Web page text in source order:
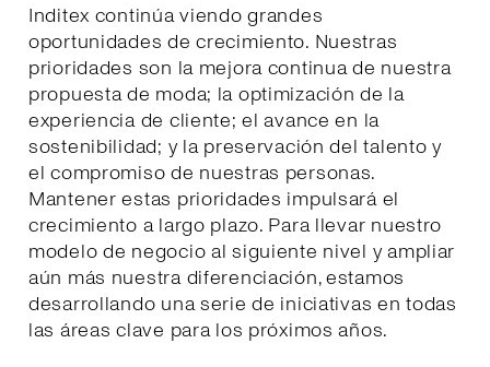
Inditex continúa viendo grandes
oportunidades de crecimiento. Nuestras
prioridades son la mejora continua de nuestra
propuesta de moda; la optimización de la
experiencia de cliente; el avance en la
sostenibilidad; y la preservación del talento y
el compromiso de nuestras personas.
Mantener estas prioridades impulsará el
crecimiento a largo plazo. Para llevar nuestro
modelo de negocio al siguiente nivel y ampliar
aún más nuestra diferenciación, estamos
desarrollando una serie de iniciativas en todas
las áreas clave para los próximos años.